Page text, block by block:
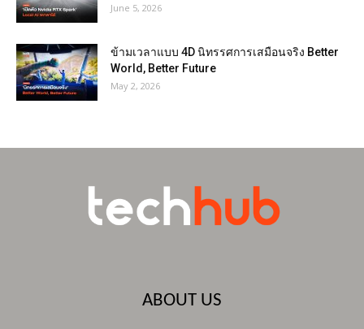
June 5, 2026
ข้ามเวลาแบบ 4D นิทรรศการเสมือนจริง Better
World, Better Future
May 2, 2026
ABOUT US